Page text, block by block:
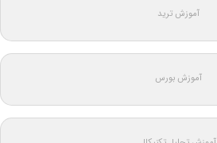
آموزش ترید
آموزش بورس